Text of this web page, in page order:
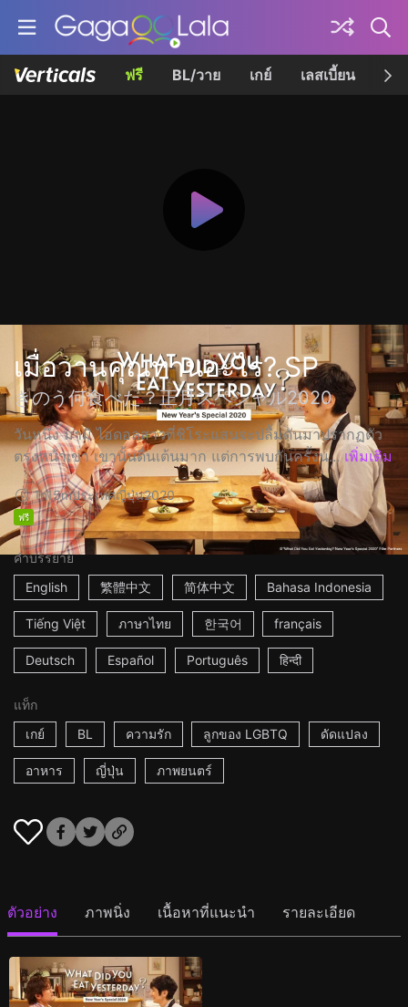
ฟรี BL/วาย เกย์ เลสเบี้ยน เค
เมื่อวานคุณทานอะไร? SP
きのう何食べた？正月スペシャル2020
วันหนึ่ง มามิ ไอดอลสาวที่ชิโระแสนจะปลื้มดันมาปรากฏตัว
ตรงหน้าเขา เขานั้นตื่นเต้นมาก แต่การพบกันครั้งน... เพิ่มเติม
1h15mประเทศญี่ปุ่น2020
ฟรี
คำบรรยาย
English
繁體中文 简体中文 Bahasa Indonesia
Tiếng Việt ภาษาไทย 한국어 français
Deutsch Español Português हिन्दी
แท็ก
เกย์
BL ความรัก ลูกของ LGBTQ ดัดแปลง
อาหาร ญี่ปุ่น ภาพยนตร์
ตัวอย่าง ภาพนิ่ง เนื้อหาที่แนะนำ รายละเอียด